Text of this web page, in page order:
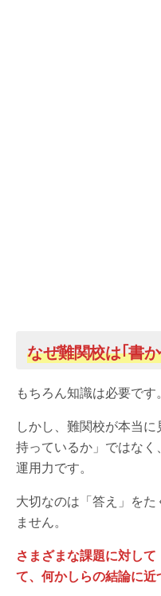
なぜ難関校は｢書
もちろん知識は必要です。
しかし、難関校が本当
持っているか」ではな
運用力です。
大切なのは「答え」を
ません。
さまざまな課題に対し
て、何かしらの結論に近